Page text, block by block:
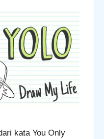
kata You Only